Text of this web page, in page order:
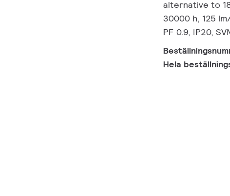
alternative to
30000 h, 125
PF 0.9, IP20,
Hela